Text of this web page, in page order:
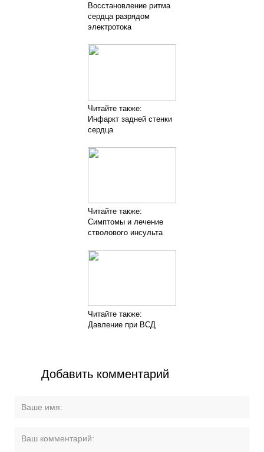
Восстановление ритма
сердца разрядом
электротока
Читайте также:
Инфаркт задней стенки
сердца
Читайте также:
Симптомы и лечение
стволового инсульта
Читайте также:
Давление при ВСД
Добавить комментарий